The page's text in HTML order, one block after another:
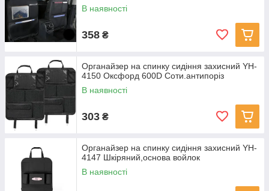
В наявності
358 ₴
Органайзер на спинку сидіння захисний YH-
4150 Оксфорд 600D Соти.антипоріз
В наявності
303 ₴
Органайзер на спинку сидіння захисний YH-
4147 Шкіряний,основа войлок
В наявності